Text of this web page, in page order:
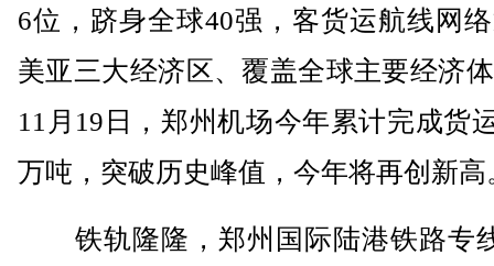
6位，跻身全球40强，客货运航线网
美亚三大经济区、覆盖全球主要经济
11月19日，郑州机场今年累计完成货
万吨，突破历史峰值，今年将再创新高
铁轨隆隆，郑州国际陆港铁路专